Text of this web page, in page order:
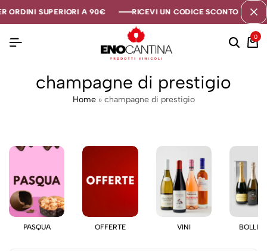
ORDINI SUPERIORI A 90€ RICEVI UN CODICE SCONTO DI 5€
ORDINI SUPERIORI A 90€ RICEVI UN CODICE SCONTO DI 5€
ORDINI SUPERIORI A 90€ RICEVI UN CODICE SCONTO DI 5€
0
champagne di prestigio
Home» champagne di prestigio
PASQUA OFFERTE VINI